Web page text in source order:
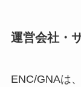
運営会社・
ENC/GNAは、